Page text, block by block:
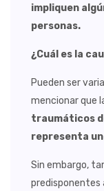
impliquen
personas.
¿Cuál es la
Pueden ser
mencionar que
traumáticos
representa
Sin embargo,